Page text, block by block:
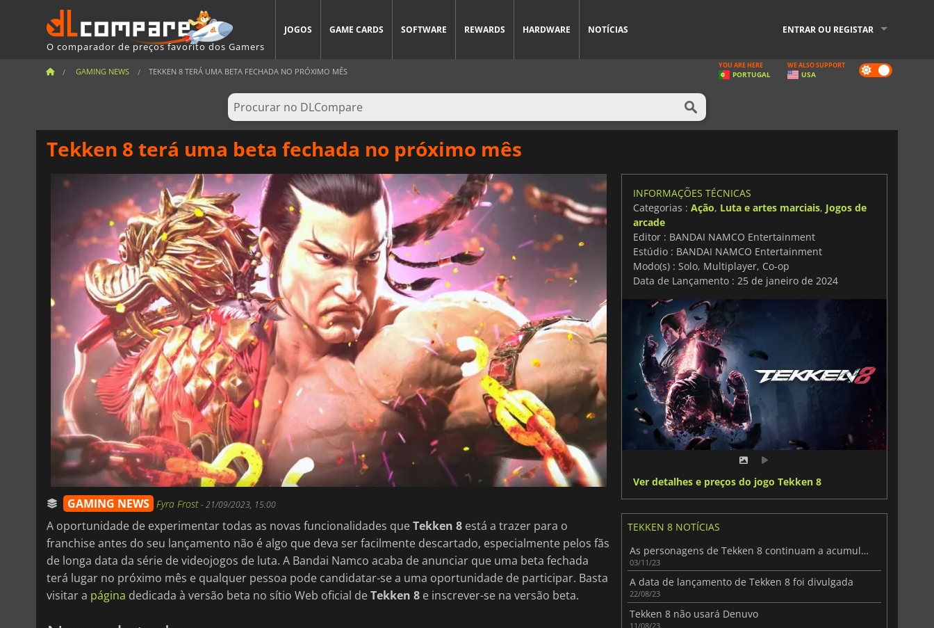
O comparador de preços favorito dos Gamers
JOGOS GAME CARDS SOFTWARE REWARDS HARDWARE NOTÍCIAS ENTRAR OU REGISTAR
GAMING NEWS TEKKEN 8 TERÁ UMA BETA FECHADA NO PRÓXIMO MÊS Dark
mode
YOU ARE HERE
PORTUGAL
WE ALSO SUPPORT
USA
Tekken 8 terá uma beta fechada no próximo mês
GAMING NEWS Fyra Frost-21/09/2023, 15:00
A oportunidade de experimentar todas as novas funcionalidades queTekken 8 está a trazer para o
franchise antes do seu lançamento não é algo que deva ser facilmente descartado, especialmente pelos fãs
de longa data da série de videojogos de luta. A Bandai Namco acaba de anunciar que uma beta fechada
terá lugar no próximo mês e qualquer pessoa pode candidatar-se a uma oportunidade de participar. Basta
visitar a página dedicada à versão beta no sítio Web oficial deTekken 8 e inscrever-se na versão beta.
INFORMAÇÕES TÉCNICAS
Categorias : Ação, Luta e artes marciais, Jogos de
arcade
Editor : BANDAI NAMCO Entertainment
Estúdio : BANDAI NAMCO Entertainment
Modo(s) : Solo, Multiplayer, Co-op
Data de Lançamento : 25 de janeiro de 2024
Ver detalhes e preços do jogo Tekken 8
TEKKEN 8 NOTÍCIAS
As personagens de Tekken 8 continuam a acumular-se antes do lançamento
03/11/23
A data de lançamento de Tekken 8 foi divulgada
22/08/23
Tekken 8 não usará Denuvo
11/08/23